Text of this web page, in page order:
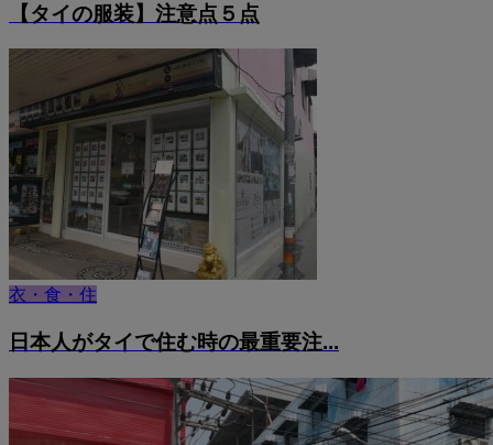
【タイの服装】注意点５点
衣・食・住
日本人がタイで住む時の最重要注...